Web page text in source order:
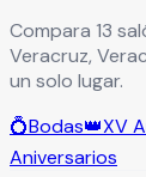
Compara 13
Veracruz,
un solo lugar.
💍Bodas👑XV
Aniversarios